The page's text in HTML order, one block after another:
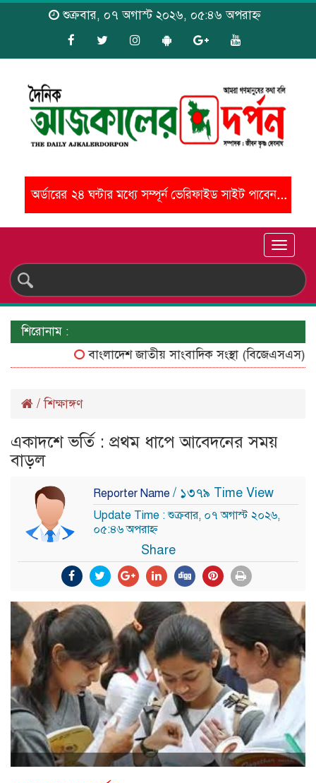
শুক্রবার, ০৭ অগাস্ট ২০২৬, ০৫:৪৬ অপরাহ্ন
Toggle
শিরোনাম :
বাংলাদেশ জাতীয় সাংবাদিক সংস্থা (বিজেএসএস)
/শিক্ষাঙ্গণ
একাদশে ভর্তি : প্রথম ধাপে আবেদনের সময়
বাড়ল
Reporter Name / ১৩৭৯ Time View
Update Time : শুক্রবার, ০৭ অগাস্ট ২০২৬,
০৫:৪৬ অপরাহ্ন
Share